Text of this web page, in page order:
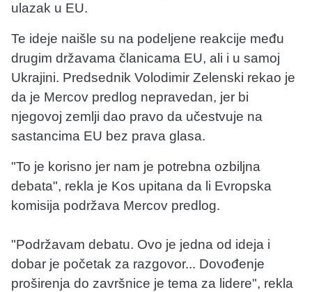
ulazak u EU.
Te ideje naišle su na podeljene reakcije među
drugim državama članicama EU, ali i u samoj
Ukrajini. Predsednik Volodimir Zelenski rekao je
da je Mercov predlog nepravedan, jer bi
njegovoj zemlji dao pravo da učestvuje na
sastancima EU bez prava glasa.
"To je korisno jer nam je potrebna ozbiljna
debata", rekla je Kos upitana da li Evropska
komisija podržava Mercov predlog.
"Podržavam debatu. Ovo je jedna od ideja i
dobar je početak za razgovor... Dovođenje
proširenja do završnice je tema za lidere", rekla